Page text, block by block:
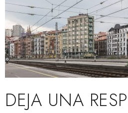
DEJA UNA